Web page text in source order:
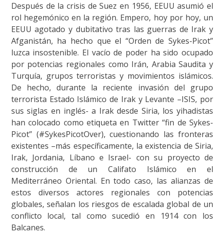
Después de la crisis de Suez en 1956, EEUU asumió el
rol hegemónico en la región. Empero, hoy por hoy, un
EEUU agotado y dubitativo tras las guerras de Irak y
Afganistán, ha hecho que el “Orden de Sykes-Picot”
luzca insostenible. El vacío de poder ha sido ocupado
por potencias regionales como Irán, Arabia Saudita y
Turquía, grupos terroristas y movimientos islámicos.
De hecho, durante la reciente invasión del grupo
terrorista Estado Islámico de Irak y Levante –ISIS, por
sus siglas en inglés- a Irak desde Siria, los yihadistas
han colocado como etiqueta en Twitter “fin de Sykes-
Picot” (#SykesPicotOver), cuestionando las fronteras
existentes –más específicamente, la existencia de Siria,
Irak, Jordania, Líbano e Israel- con su proyecto de
construcción de un Califato Islámico en el
Mediterráneo Oriental. En todo caso, las alianzas de
estos diversos actores regionales con potencias
globales, señalan los riesgos de escalada global de un
conflicto local, tal como sucedió en 1914 con los
Balcanes.